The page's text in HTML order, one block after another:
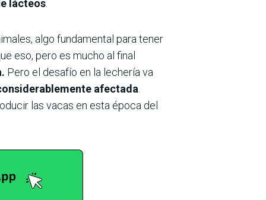
lácteos
algo fundamental para tener
eso, pero es mucho al final
Pero el desafío en la lechería va
afectada
las vacas en esta época del